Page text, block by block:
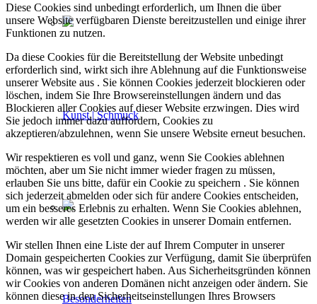
Kunst | Schmuck
Besonderheiten
Diese Cookies sind unbedingt erforderlich, um Ihnen die über
unsere Website verfügbaren Dienste bereitzustellen und einige ihrer
Funktionen zu nutzen.
Da diese Cookies für die Bereitstellung der Website unbedingt
erforderlich sind, wirkt sich ihre Ablehnung auf die Funktionsweise
unserer Website aus . Sie können Cookies jederzeit blockieren oder
löschen, indem Sie Ihre Browsereinstellungen ändern und das
Blockieren aller Cookies auf dieser Website erzwingen. Dies wird
Sie jedoch immer dazu auffordern, Cookies zu
akzeptieren/abzulehnen, wenn Sie unsere Website erneut besuchen.
Wir respektieren es voll und ganz, wenn Sie Cookies ablehnen
möchten, aber um Sie nicht immer wieder fragen zu müssen,
erlauben Sie uns bitte, dafür ein Cookie zu speichern . Sie können
sich jederzeit abmelden oder sich für andere Cookies entscheiden,
um ein besseres Erlebnis zu erhalten. Wenn Sie Cookies ablehnen,
werden wir alle gesetzten Cookies in unserer Domain entfernen.
Wir stellen Ihnen eine Liste der auf Ihrem Computer in unserer
Domain gespeicherten Cookies zur Verfügung, damit Sie überprüfen
können, was wir gespeichert haben. Aus Sicherheitsgründen können
wir Cookies von anderen Domänen nicht anzeigen oder ändern. Sie
können diese in den Sicherheitseinstellungen Ihres Browsers